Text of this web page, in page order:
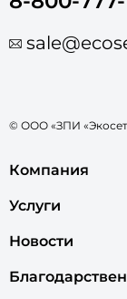
© ООО «ЗПИ
Компания
Услуги
Новости